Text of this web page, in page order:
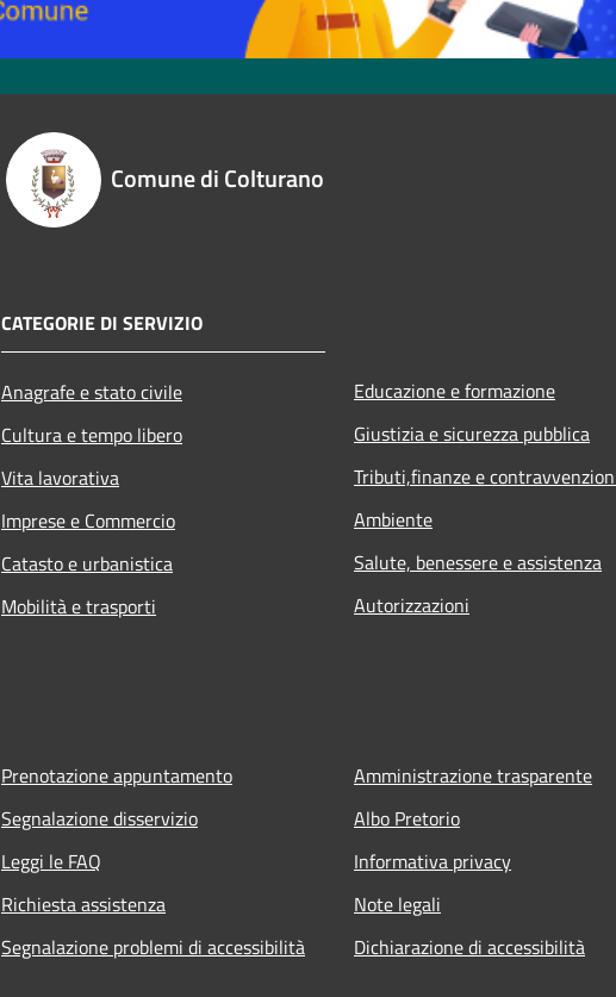
Comune di Colturano
CATEGORIE DI SERVIZIO
Anagrafe e stato civile
Cultura e tempo libero
Vita lavorativa
Imprese e Commercio
Catasto e urbanistica
Mobilità e trasporti
Educazione e formazione
Giustizia e sicurezza pubblica
Tributi,finanze e
Ambiente
Salute, benessere e assistenza
Autorizzazioni
Prenotazione appuntamento
Segnalazione disservizio
Leggi le FAQ
Richiesta assistenza
Segnalazione problemi di accessibilità
Amministrazione trasparente
Albo Pretorio
Informativa privacy
Note legali
Dichiarazione di accessibilità